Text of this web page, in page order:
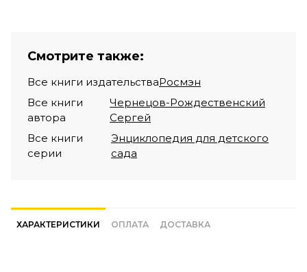
Смотрите также:
Все книги издательстваРосмэн
Все книги
автора
Чернецов-Рождественский
Сергей
Все книги
серии
Энциклопедия для детского
сада
ХАРАКТЕРИСТИКИ ОПЛАТА ДОСТАВКА